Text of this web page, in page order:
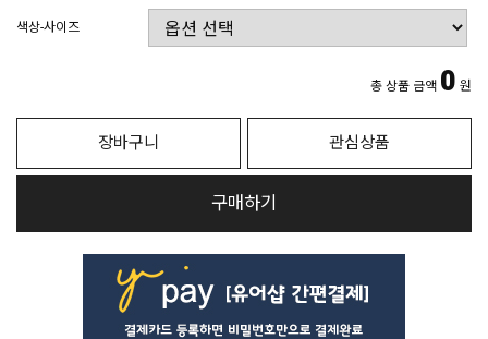
색상-사이즈
총 상품 금액 0 원
장바구니 관심상품
구매하기